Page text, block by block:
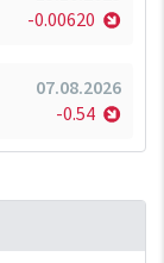
-0.00620
07.08.2026
-0.54